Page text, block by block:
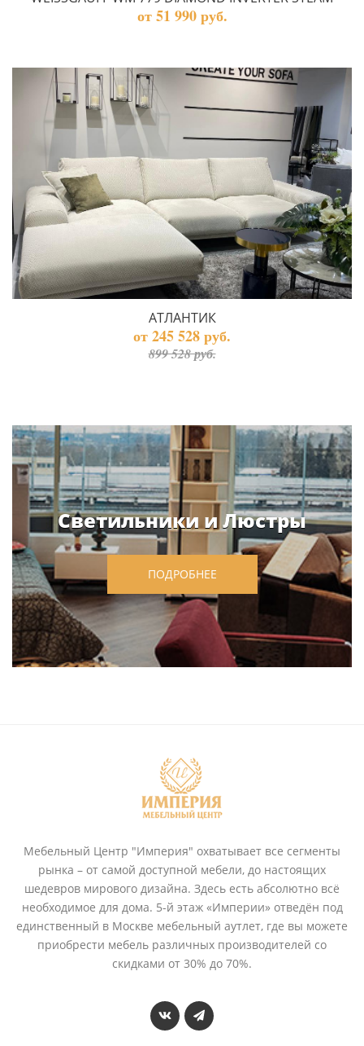
от 51 990 руб.
АТЛАНТИК
от 245 528 руб.
899 528 руб.
Светильники и Люстры
ПОДРОБНЕЕ
Мебельный Центр "Империя" охватывает все сегменты
рынка – от самой доступной мебели, до настоящих
шедевров мирового дизайна. Здесь есть абсолютно всё
необходимое для дома. 5-й этаж «Империи» отведён под
единственный в Москве мебельный аутлет, где вы можете
приобрести мебель различных производителей со
скидками от 30% до 70%.